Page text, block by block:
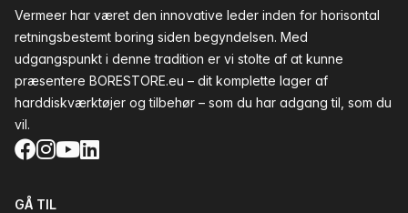
Vermeer har været den innovative leder inden for horisontal
retningsbestemt boring siden begyndelsen. Med
udgangspunkt i denne tradition er vi stolte af at kunne
præsentere BORESTORE.eu – dit komplette lager af
harddiskværktøjer og tilbehør – som du har adgang til, som du
vil.
Facebook
Instagram
YouTube
LinkedIn
GÅ TIL